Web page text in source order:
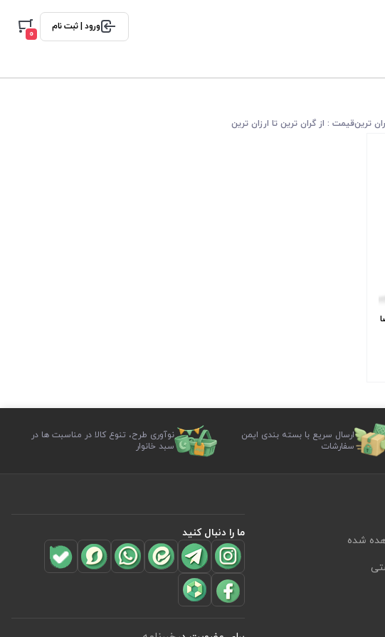
ورود | ثبت نام
0
ترینقیمت : از گران ترین تا ارزان ترین
ارسال سریع با بسته بندی ایمن
سفارشات
نوآوری طرح، تنوع کالا در مناسبت ها در
سبد خانوار
شده
ما را دنبال کنید